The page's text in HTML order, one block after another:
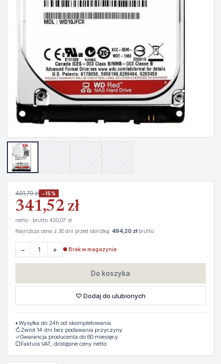
401,79 zł −15%
341,52 zł
netto · brutto 420,07 zł
Najniższa cena z 30 dni przed obniżką: 494,20 złbrutto
− + ● Brak w magazynie
Do koszyka
♡ Dodaj do ulubionych
◐ Wysyłka do 24h od skompletowania.
↻Zwrot 14 dni bez podawania przyczyny
✓Gwarancja producenta do 60 miesięcy
▢Faktura VAT, dostępne ceny netto